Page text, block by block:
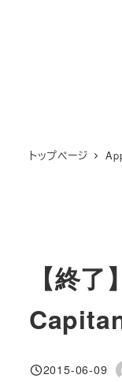
トップページ
【終
投稿日
2015-06-09